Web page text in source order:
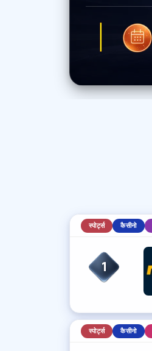
स्पोर्ट्स कैसीनो
1
स्पोर्ट्स कैसीनो